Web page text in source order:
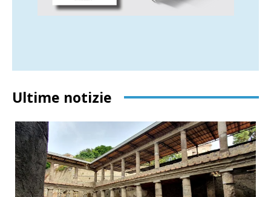
Ultime notizie